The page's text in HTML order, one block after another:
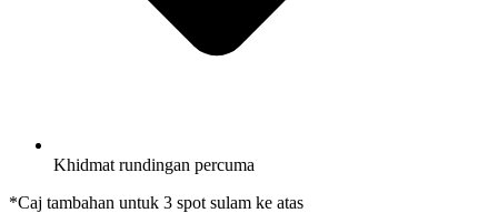
Khidmat rundingan percuma
*Caj tambahan untuk 3 spot sulam ke atas